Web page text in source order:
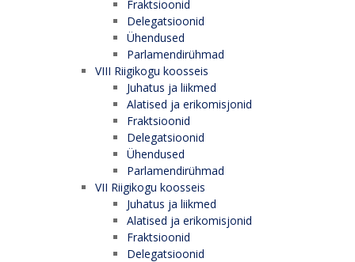
Fraktsioonid
Delegatsioonid
Ühendused
Parlamendirühmad
VIII Riigikogu koosseis
Juhatus ja liikmed
Alatised ja erikomisjonid
Fraktsioonid
Delegatsioonid
Ühendused
Parlamendirühmad
VII Riigikogu koosseis
Juhatus ja liikmed
Alatised ja erikomisjonid
Fraktsioonid
Delegatsioonid